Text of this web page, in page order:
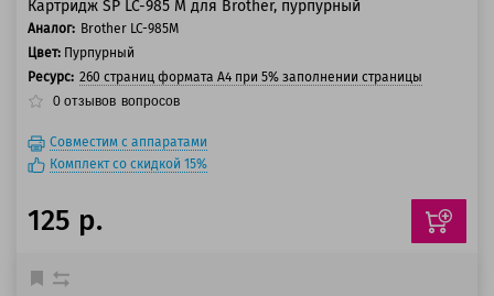
Картридж SP LC-985 M для Brother, пурпурный
Аналог: Brother LC-985M
Цвет: Пурпурный
Ресурс: 260 страниц формата А4 при 5% заполнении страницы
0 отзывов вопросов
Совместим с аппаратами
Комплект со скидкой 15%
125 р.